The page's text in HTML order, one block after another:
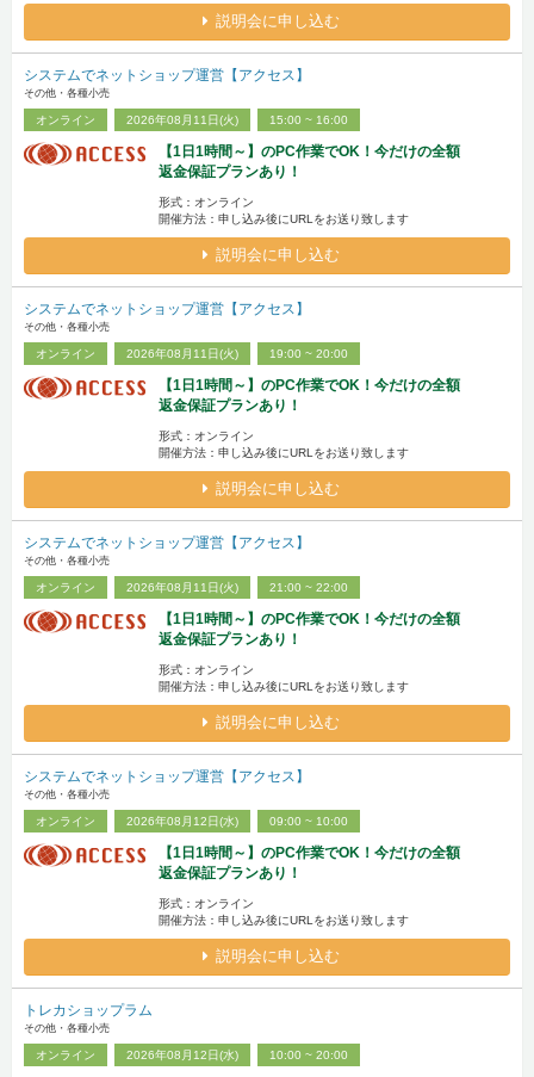
説明会に申し込む
システムでネットショップ運営【アクセス】
その他・各種小売
オンライン 2026年08月11日(火) 15:00 ~ 16:00
【1日1時間～】のPC作業でOK！今だけの全額
返金保証プランあり！
形式：オンライン
開催方法：申し込み後にURLをお送り致します
説明会に申し込む
システムでネットショップ運営【アクセス】
その他・各種小売
オンライン 2026年08月11日(火) 19:00 ~ 20:00
【1日1時間～】のPC作業でOK！今だけの全額
返金保証プランあり！
形式：オンライン
開催方法：申し込み後にURLをお送り致します
説明会に申し込む
システムでネットショップ運営【アクセス】
その他・各種小売
オンライン 2026年08月11日(火) 21:00 ~ 22:00
【1日1時間～】のPC作業でOK！今だけの全額
返金保証プランあり！
形式：オンライン
開催方法：申し込み後にURLをお送り致します
説明会に申し込む
システムでネットショップ運営【アクセス】
その他・各種小売
オンライン 2026年08月12日(水) 09:00 ~ 10:00
【1日1時間～】のPC作業でOK！今だけの全額
返金保証プランあり！
形式：オンライン
開催方法：申し込み後にURLをお送り致します
説明会に申し込む
トレカショップラム
その他・各種小売
オンライン 2026年08月12日(水) 10:00 ~ 20:00